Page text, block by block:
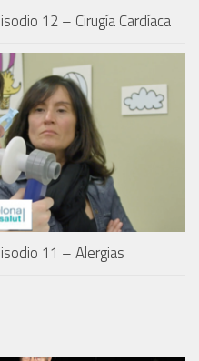
12 – Cirugía Cardíaca
11 – Alergias